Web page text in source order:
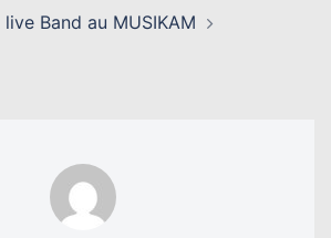
live Band au MUSIKAM